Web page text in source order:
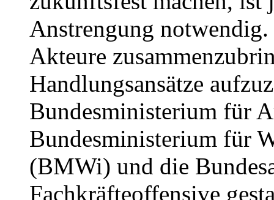
Anstrengung
Akteure
Handlungsansätze
Bundesministerium für
Bundesministerium für
(BMWi) und die
Fachkräfteoffensive